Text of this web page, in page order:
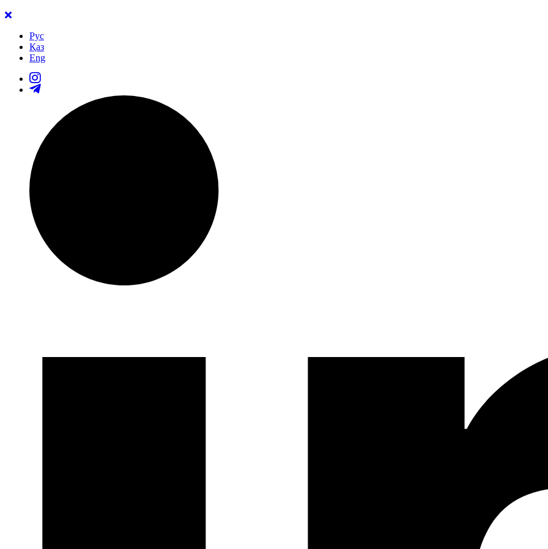
Рус
Қаз
Eng